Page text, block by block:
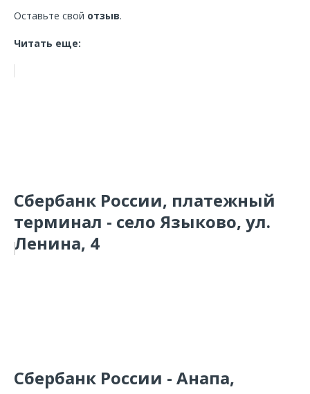
Оставьте свой отзыв.
Читать еще:
Сбербанк России, платежный
терминал - село Языково, ул.
Ленина, 4
Сбербанк России - Анапа,